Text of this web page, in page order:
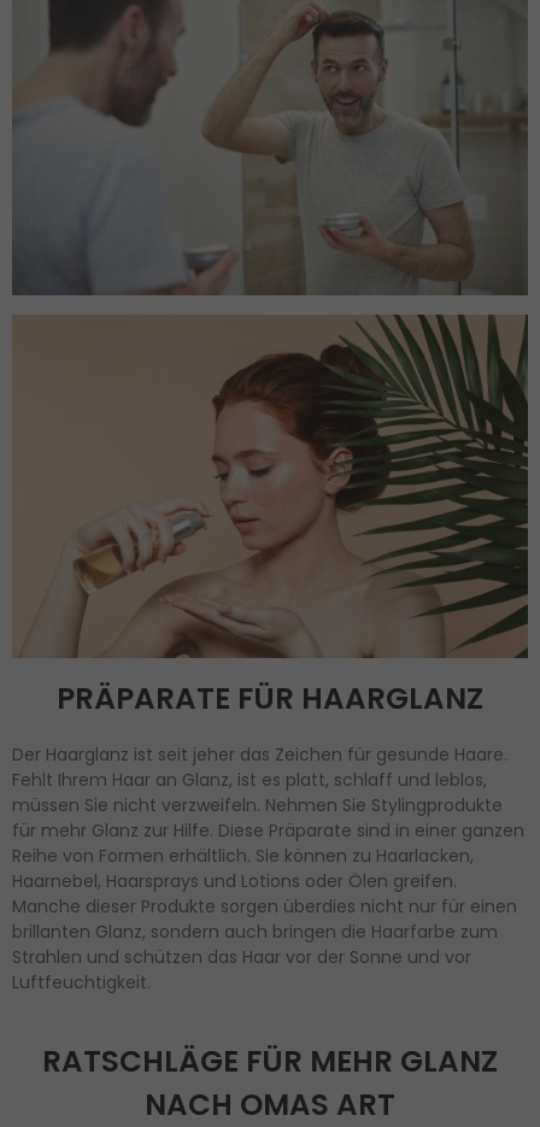
PRÄPARATE FÜR HAARGLANZ
Der Haarglanz ist seit jeher das Zeichen für gesunde Haare.
Fehlt Ihrem Haar an Glanz, ist es platt, schlaff und leblos,
müssen Sie nicht verzweifeln. Nehmen Sie Stylingprodukte
für mehr Glanz zur Hilfe. Diese Präparate sind in einer ganzen
Reihe von Formen erhältlich. Sie können zu Haarlacken,
Haarnebel, Haarsprays und Lotions oder Ölen greifen.
Manche dieser Produkte sorgen überdies nicht nur für einen
brillanten Glanz, sondern auch bringen die Haarfarbe zum
Strahlen und schützen das Haar vor der Sonne und vor
Luftfeuchtigkeit.
RATSCHLÄGE FÜR MEHR GLANZ
NACH OMAS ART